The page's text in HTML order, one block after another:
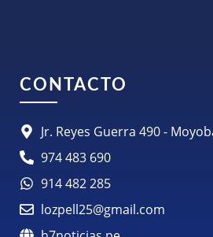
CONTACTO
Jr. Reyes Guerra 490 -
974 483 690
914 482 285
lozpell25@gmail.com